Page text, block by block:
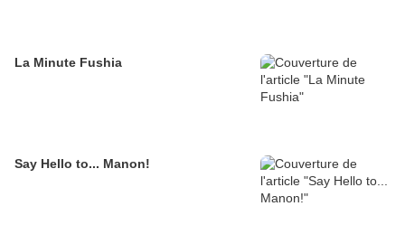
La Minute Fushia
Say Hello to... Manon!